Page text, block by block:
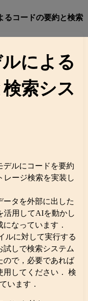
るコードの要約と検索
による
索シス
デルにコードを要約
レージ検索を実装し
ータを外部に出した
活用してAIを動かし
なっています．
ルに対して実行する
試しで検索システム
ので，必要であれば
用してください． 検
います．